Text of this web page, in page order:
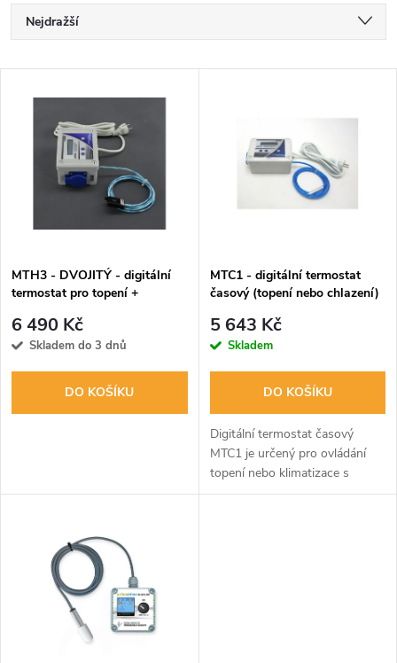
Ř
a
p
r
o
d
Nejdražší
Abecedně
V
s
p
r
u
MTH3 - DVOJITÝ - digitální
termostat pro topení +
kombinovaný s hygrostatem a
regulací výkonu (min a max)
6 490 Kč
Skladem do 3 dnů
DO KOŠÍKU
MTC1 - digitální termostat
časový (topení nebo chlazení)
5 643 Kč
Skladem
DO KOŠÍKU
Digitální termostat časový
MTC1 je určený pro ovládání
topení nebo klimatizace s
maximální zátěží 3000W.